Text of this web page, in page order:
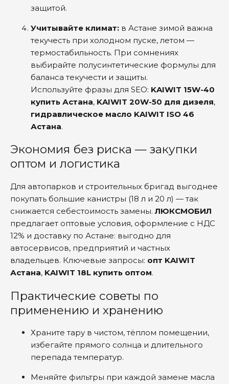
защитой.
Учитывайте климат: в Астане зимой важна
текучесть при холодном пуске, летом —
термостабильность. При сомнениях
выбирайте полусинтетические формулы для
баланса текучести и защиты.
Используйте фразы для SEO: KAIWIT 15W-40
купить Астана, KAIWIT 20W-50 для дизеля,
гидравлическое масло KAIWIT ISO 46
Астана.
Экономия без риска — закупки
оптом и логистика
Для автопарков и строительных бригад выгоднее
покупать большие канистры (18 л и 20 л) — так
снижается себестоимость замены.ЛЮКСМОБИЛ
предлагает оптовые условия, оформление с НДС
12% и доставку по Астане: выгодно для
автосервисов, предприятий и частных
владельцев. Ключевые запросы: опт KAIWIT
Астана, KAIWIT 18L купить оптом.
Практические советы по
применению и хранению
Храните тару в чистом, тёплом помещении,
избегайте прямого солнца и длительного
перепада температур.
Меняйте фильтры при каждой замене масла